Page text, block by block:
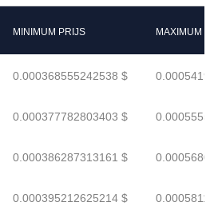
MINIMUM PRIJS MAXIMUM
0.000368555242538 $
0.000377782803403 $
0.000386287313161 $
0.000395212625214 $